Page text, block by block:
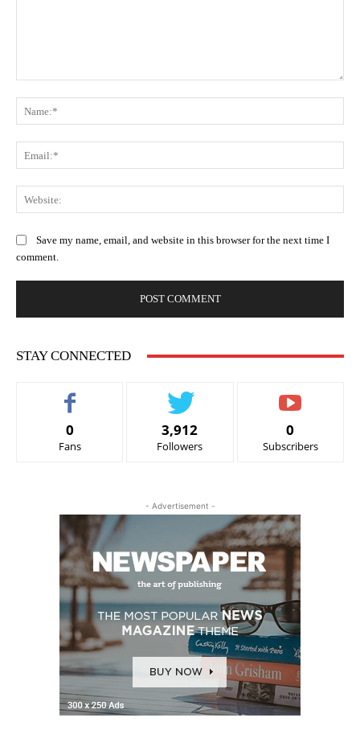
Save my name, email, and website in this browser for the next time I
comment.
STAY CONNECTED
0
Fans
3,912
Followers
0
Subscribers
- Advertisement -